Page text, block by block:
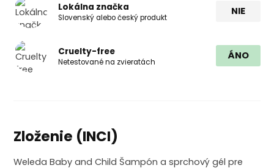
Lokálna značka
Slovenský alebo český produkt
NIE
Cruelty-free
Netestované na zvieratách
ÁNO
Zloženie (INCI)
Weleda Baby and Child Šampón a sprchový gél pre